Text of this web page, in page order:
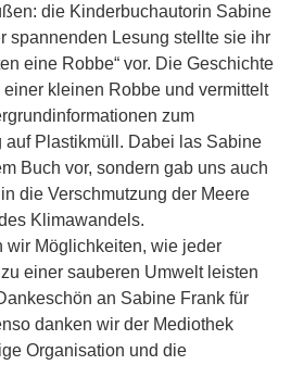
die Kinderbuchautorin Sabine
spannenden Lesung stellte sie ihr
eine Robbe“ vor. Die Geschichte
kleinen Robbe und vermittelt
zum
auf Plastikmüll. Dabei las Sabine
Buch vor, sondern gab uns auch
die Verschmutzung der Meere
Klimawandels.
wir Möglichkeiten, wie jeder
einer sauberen Umwelt leisten
an Sabine Frank für
danken wir der Mediothek
Organisation und die